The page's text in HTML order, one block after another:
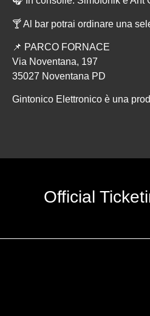
🍸 Al bar potrai ordinare una
📌 PARCO FORNACE
Via Noventana, 197
35027 Noventana PD
Gintonico Elettronico è una
Official